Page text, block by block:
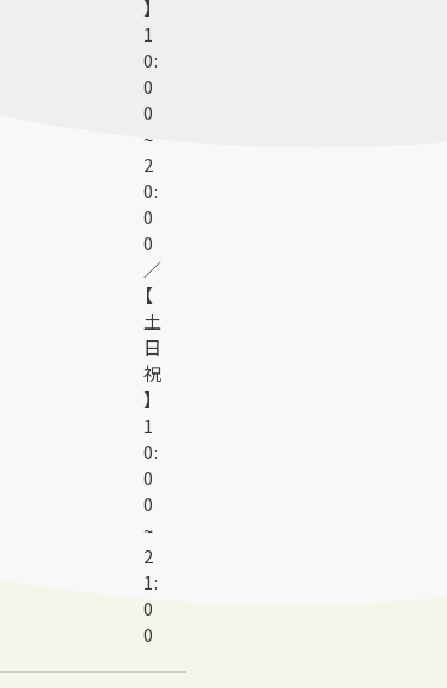
】
1
0:
0
0
~
2
0:
0
0
／
【
土
日
祝
】
1
0:
0
0
~
2
1:
0
0